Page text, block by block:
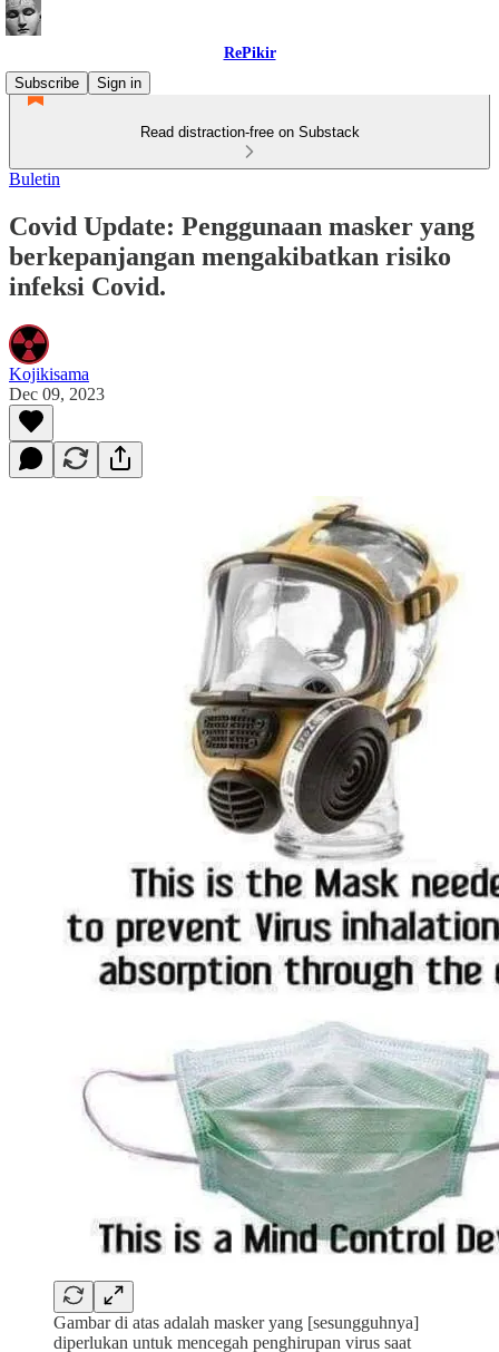
RePikir
Subscribe
Sign in
Read distraction-free on Substack
Buletin
Covid Update: Penggunaan masker yang
berkepanjangan mengakibatkan risiko
infeksi Covid.
Kojikisama
Dec 09, 2023
Gambar di atas adalah masker yang [sesungguhnya]
diperlukan untuk mencegah penghirupan virus saat